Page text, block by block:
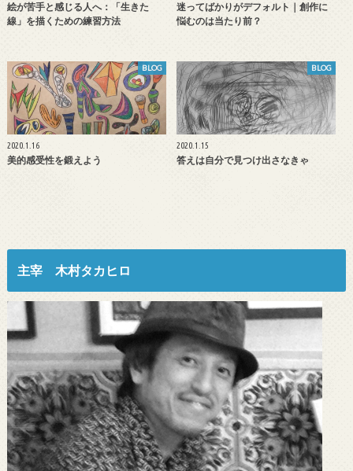
絵が苦手と感じる人へ：「生きた
線」を描くための練習方法
迷ってばかりがデフォルト｜創作に
悩むのは当たり前？
BLOG
2020.1.16
美的感受性を鍛えよう
BLOG
2020.1.15
答えは自分で見つけ出さなきゃ
主宰 木村タカヒロ